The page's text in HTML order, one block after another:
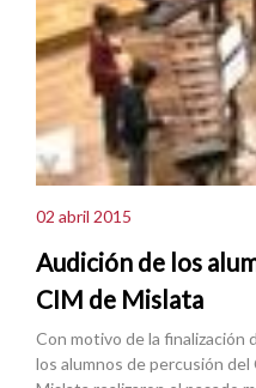
02 abril 2015
Audición de los
CIM de Mislata
Con motivo de la finalización
los alumnos de percusión